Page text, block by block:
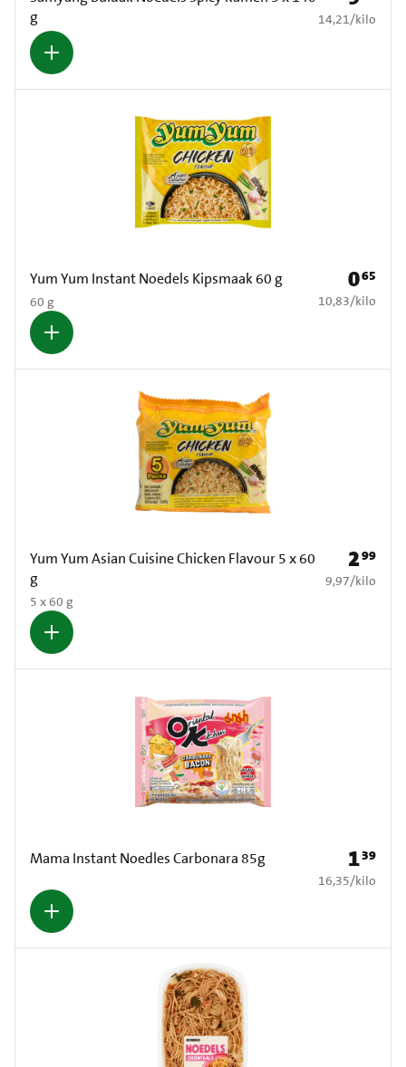
g
€ 14,21 per kilo
14,21/kilo
Yum Yum Instant Noedels Kipsmaak 60 g
60 g
Prijs: €
065
€ 10,83 per kilo
10,83/kilo
Yum Yum Asian Cuisine Chicken Flavour 5 x 60
g
5 x 60 g
Prijs: €
299
€ 9,97 per kilo
9,97/kilo
Mama Instant Noedles Carbonara 85g Prijs: €
139
€ 16,35 per kilo
16,35/kilo